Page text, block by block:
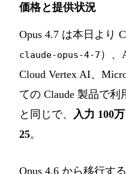
価格と提供状況
Opus 4.7 は本日より
claude-opus-4-7 ）、
Cloud Vertex AI、
ての Claude 製品で利
と同じで、
入力 100
25。
Opus 4.6 から移行す